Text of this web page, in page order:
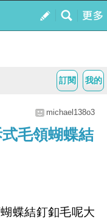
我的
訂閱
michael138o3
毛領蝴蝶結
蝶結釘釦毛呢大